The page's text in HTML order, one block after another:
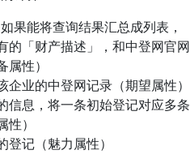
果能将查询结果汇总成列表，
的「财产描述」，和中登网官网
性）
业的中登网记录（期望属性）
信息，将一条初始登记对应多条
）
记（魅力属性）